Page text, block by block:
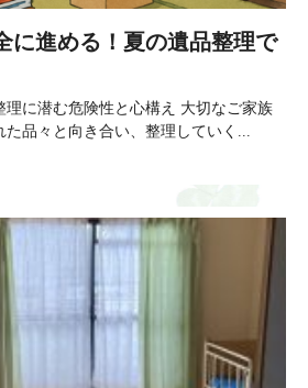
に進める！夏の遺品整理で
理に潜む危険性と心構え 大切なご家族
品々と向き合い、整理していく...